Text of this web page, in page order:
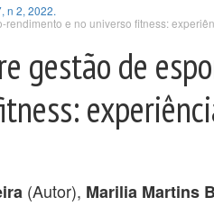
n 2, 2022.
e no universo fitness:
gestão de
(Autor), Marilia Martins